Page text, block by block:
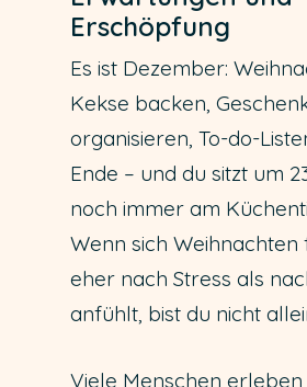
Erschöpfung
Es ist Dezember:
Kekse backen,
organisieren, To-do-
Ende – und du sitzt um
noch immer am
Wenn sich Weihnachten
eher nach Stress als
anfühlt, bist du nicht
Viele Menschen erleben